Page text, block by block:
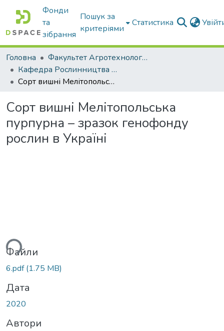
Фонди
та
зібрання
Пошук за
критеріями
Статистика
Головна
Факультет Агротехнологій та екології
Кафедра Рослинництва та садівництва ім. професора В.В. Калитки
Сорт вишні Мелітопольська пурпурна – зразок генофонду рослин в Україні
Сорт вишні Мелітопольська
пурпурна – зразок генофонду
рослин в Україні
Файли
6.pdf(1.75 MB)
Дата
2020
Автори